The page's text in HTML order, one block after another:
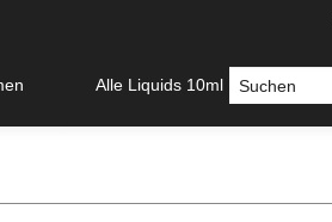
Alle Liquids 10ml